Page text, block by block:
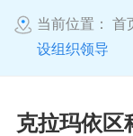
当前位置： 首
设组织领导
克拉玛依区